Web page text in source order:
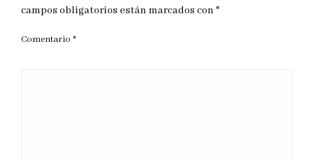
campos obligatorios están marcados con *
Comentario *